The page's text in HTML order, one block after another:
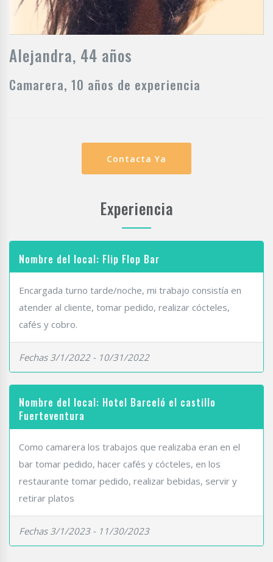
Alejandra, 44 años
Camarera, 10 años de experiencia
Contacta Ya
Experiencia
Nombre del local: Flip Flop Bar
Encargada turno tarde/noche, mi trabajo consistía en
atender al cliente, tomar pedido, realizar cócteles,
cafés y cobro.
Fechas 3/1/2022 - 10/31/2022
Nombre del local: Hotel Barceló el castillo
Fuerteventura
Como camarera los trabajos que realizaba eran en el
bar tomar pedido, hacer cafés y cócteles, en los
restaurante tomar pedido, realizar bebidas, servir y
retirar platos
Fechas 3/1/2023 - 11/30/2023